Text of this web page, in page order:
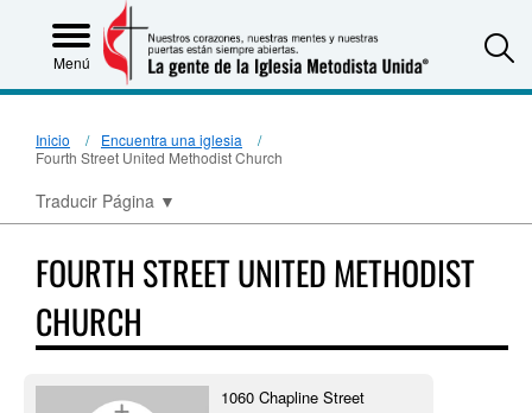
Menú
Inicio
Encuentra una iglesia
Fourth Street United Methodist Church
Traducir Página ▼
FOURTH STREET UNITED METHODIST
CHURCH
1060 Chapline Street